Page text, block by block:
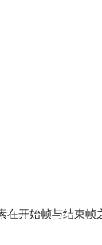
开始帧与结束帧